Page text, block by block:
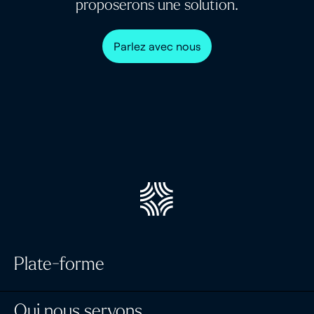
proposerons une solution.
Parlez avec nous
Plate-forme